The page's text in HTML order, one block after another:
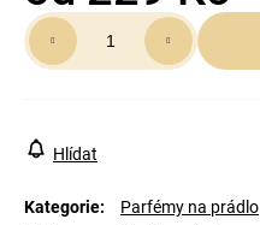
Měrná
cena:
Kategorie:
Parfémy na prádlo
Hlídat